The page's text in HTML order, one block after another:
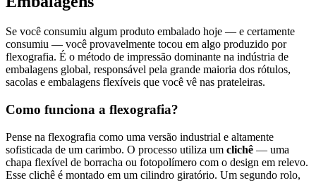
Se você consumiu algum produto embalado hoje — e certamente
consumiu — você provavelmente tocou em algo produzido por
flexografia. É o método de impressão dominante na indústria de
embalagens global, responsável pela grande maioria dos rótulos,
sacolas e embalagens flexíveis que você vê nas prateleiras.
Como funciona a flexografia?
Pense na flexografia como uma versão industrial e altamente
sofisticada de um carimbo. O processo utiliza um clichê — uma
chapa flexível de borracha ou fotopolímero com o design em relevo.
Esse clichê é montado em um cilindro giratório. Um segundo rolo,